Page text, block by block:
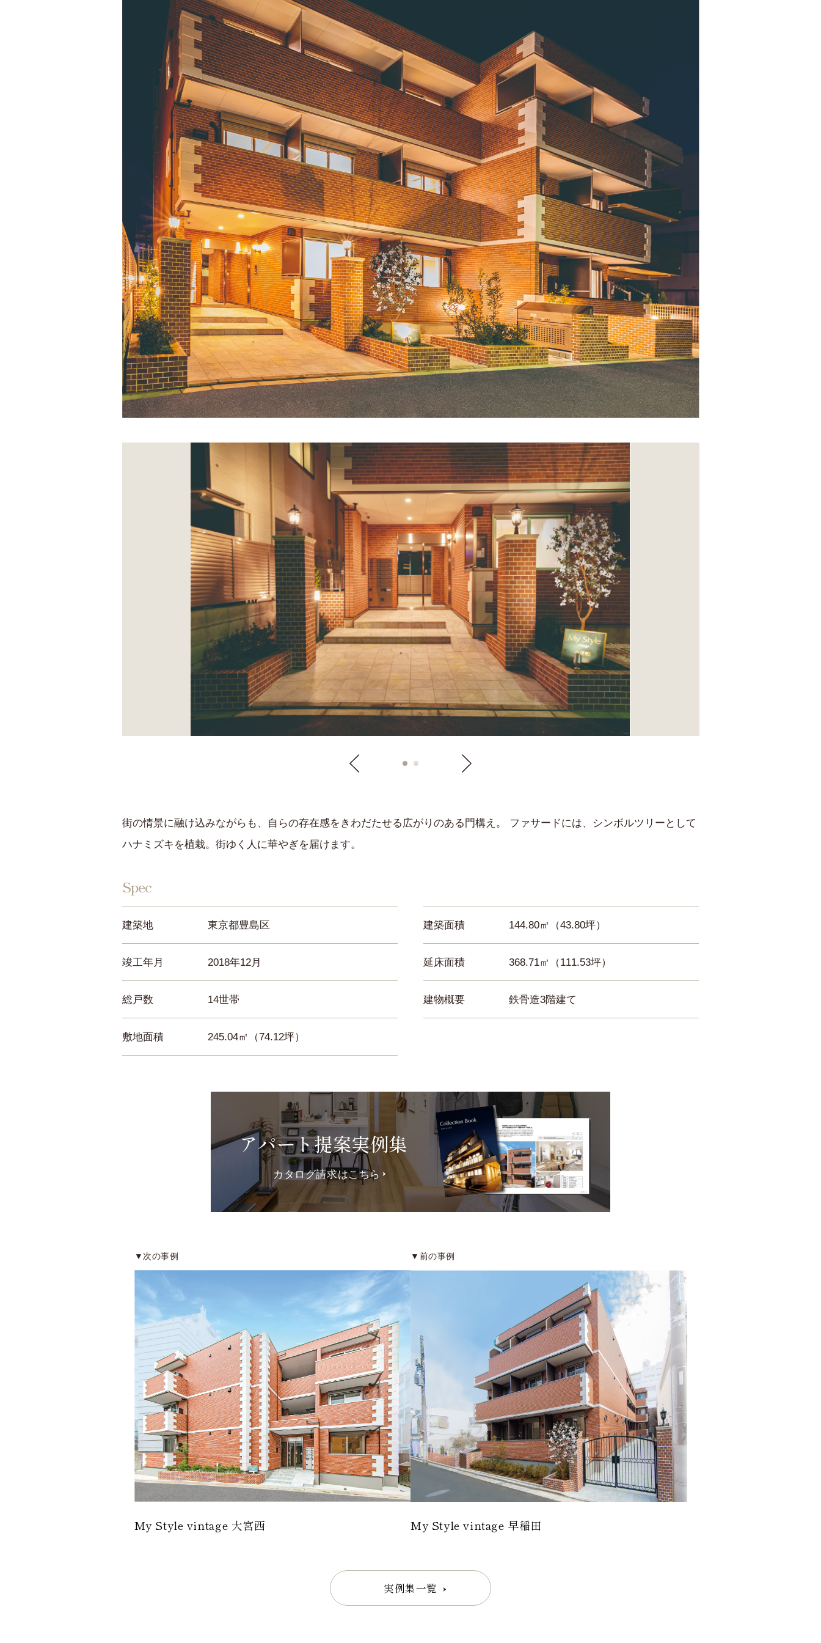
街の情景に融け込みながらも、自らの存在感をきわだたせる広がりのある門構え。 ファサードには、シンボルツリーとして
ハナミズキを植栽。街ゆく人に華やぎを届けます。
Spec
建築地 東京都豊島区
竣工年月 2018年12月
総戸数 14世帯
敷地面積 245.04㎡（74.12坪）
建築面積 144.80㎡（43.80坪）
延床面積 368.71㎡（111.53坪）
建物概要 鉄骨造3階建て
アパート提案実例集
カタログ請求はこちら
▼次の事例
My Style vintage 大宮西
▼前の事例
My Style vintage 早稲田
実例集一覧